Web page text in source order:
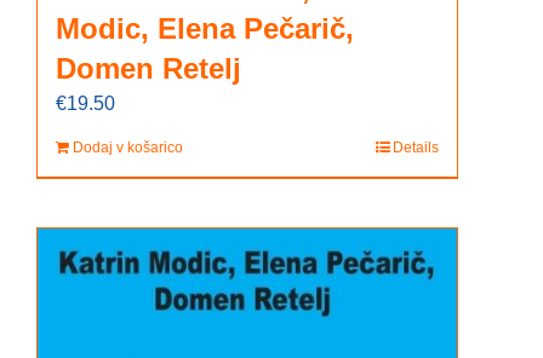
Modic, Elena Pečarič,
Domen Retelj
€19.50
Dodaj v košarico Details